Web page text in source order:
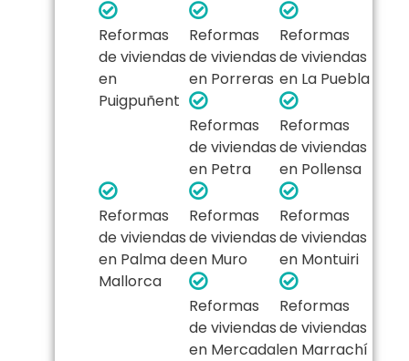
Reformas
de viviendas
en
Puigpuñent
Reformas
de viviendas
en Porreras
Reformas
de viviendas
en La Puebla
Reformas
de viviendas
en Petra
Reformas
de viviendas
en Pollensa
Reformas
de viviendas
en Palma de
Mallorca
Reformas
de viviendas
en Muro
Reformas
de viviendas
en Montuiri
Reformas
de viviendas
en Mercadal
Reformas
de viviendas
en Marrachí